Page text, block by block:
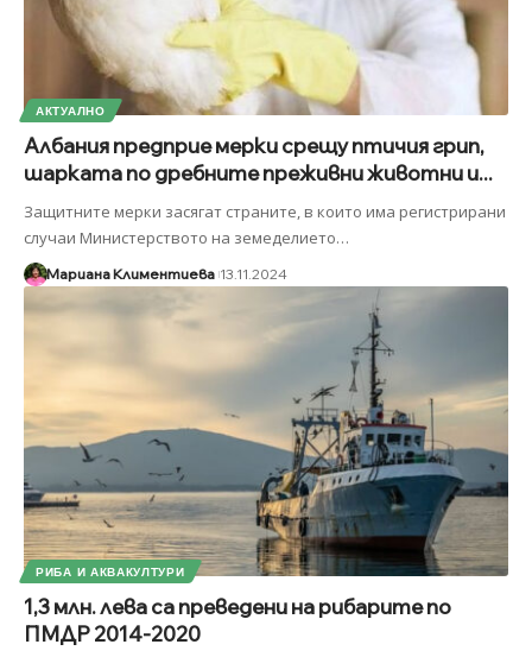
АКТУАЛНО
Албания предприе мерки срещу птичия грип,
шарката по дребните преживни животни и...
Защитните мерки засягат страните, в които има регистрирани
случаи Министерството на земеделието…
Мариана Климентиева 13.11.2024
РИБА И АКВАКУЛТУРИ
1,3 млн. лева са преведени на рибарите по
ПМДР 2014-2020